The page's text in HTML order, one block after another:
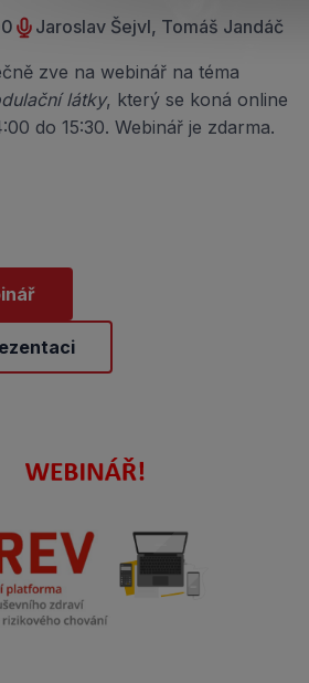
Jaroslav Šejvl, Tomáš Jandáč
zve na webinář na téma
látky, který se koná online
do 15:30. Webinář je zdarma.